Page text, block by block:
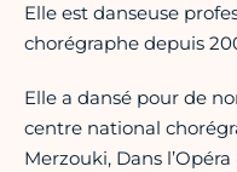
Elle est danseuse
chorégraphe depuis
Elle a dansé pour de
centre national
Merzouki, Dans